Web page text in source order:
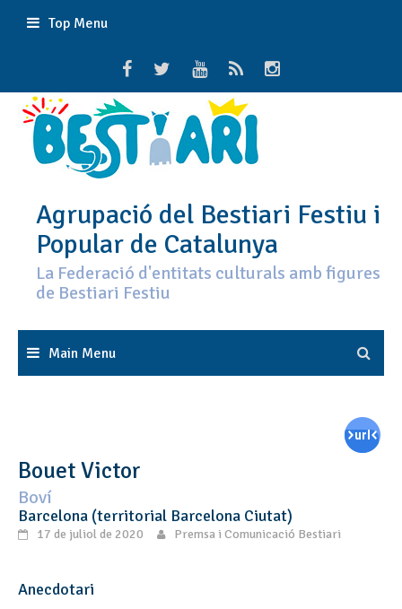
Top Menu
Agrupació del Bestiari Festiu i
Popular de Catalunya
La Federació d'entitats culturals amb figures
de Bestiari Festiu
Main Menu
Bouet Victor
Boví
Barcelona (territorial Barcelona Ciutat)
17 de juliol de 2020 Premsa i Comunicació Bestiari
Anecdotari